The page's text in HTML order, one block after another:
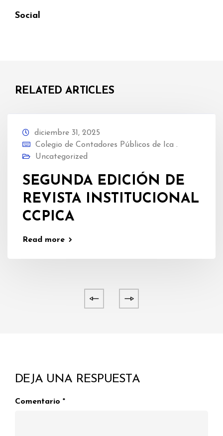
Social
RELATED ARTICLES
diciembre 31, 2025
Colegio de Contadores Públicos de Ica .
Uncategorized
SEGUNDA EDICIÓN DE
REVISTA INSTITUCIONAL
CCPICA
Read more
DEJA UNA RESPUESTA
Comentario *